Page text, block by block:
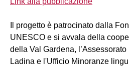
Il progetto è patrocinato dalla
UNESCO e si avvala della
della Val Gardena,
Ladina e l'Ufficio Minoranze